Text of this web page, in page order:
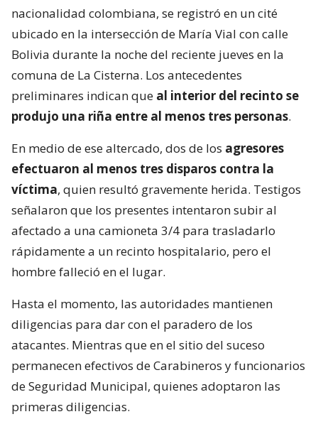
nacionalidad colombiana, se registró en un cité
ubicado en la intersección de María Vial con calle
Bolivia durante la noche del reciente jueves en la
comuna de La Cisterna. Los antecedentes
preliminares indican que al interior del recinto se
produjo una riña entre al menos tres personas.
En medio de ese altercado, dos de los agresores
efectuaron al menos tres disparos contra la
víctima, quien resultó gravemente herida. Testigos
señalaron que los presentes intentaron subir al
afectado a una camioneta 3/4 para trasladarlo
rápidamente a un recinto hospitalario, pero el
hombre falleció en el lugar.
Hasta el momento, las autoridades mantienen
diligencias para dar con el paradero de los
atacantes. Mientras que en el sitio del suceso
permanecen efectivos de Carabineros y funcionarios
de Seguridad Municipal, quienes adoptaron las
primeras diligencias.